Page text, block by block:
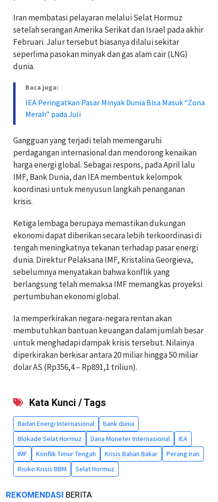
Iran membatasi pelayaran melalui Selat Hormuz
setelah serangan Amerika Serikat dan Israel pada akhir
Februari. Jalur tersebut biasanya dilalui sekitar
seperlima pasokan minyak dan gas alam cair (LNG)
dunia.
Baca juga:
IEA Peringatkan Pasar Minyak Dunia Bisa Masuk “Zona
Merah” pada Juli
Gangguan yang terjadi telah memengaruhi
perdagangan internasional dan mendorong kenaikan
harga energi global. Sebagai respons, pada April lalu
IMF, Bank Dunia, dan IEA membentuk kelompok
koordinasi untuk menyusun langkah penanganan
krisis.
Ketiga lembaga berupaya memastikan dukungan
ekonomi dapat diberikan secara lebih terkoordinasi di
tengah meningkatnya tekanan terhadap pasar energi
dunia. Direktur Pelaksana IMF, Kristalina Georgieva,
sebelumnya menyatakan bahwa konflik yang
berlangsung telah memaksa IMF memangkas proyeksi
pertumbuhan ekonomi global.
Ia memperkirakan negara-negara rentan akan
membutuhkan bantuan keuangan dalam jumlah besar
untuk menghadapi dampak krisis tersebut. Nilainya
diperkirakan berkisar antara 20 miliar hingga 50 miliar
dolar AS (Rp356,4 – Rp891,1 triliun).
Kata Kunci / Tags
Badan Energi Internasional
bank dunia
Blokade Selat Hormuz
Dana Moneter Internasional
IEA
IMF
Konflik Timur Tengah Krisis Bahan Bakar
Perang Iran
Risiko Krisis BBM
Selat Hormuz
REKOMENDASI BERITA